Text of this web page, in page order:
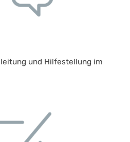
und Hilfestellung im